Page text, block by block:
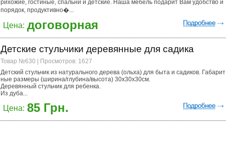
рихожие, гостиные, спальни и детские. Наша мебель подарит Вам удобство и
порядок, продуктивно�...
Цена: договорная
Детские стульчики деревянные для садика
Товар №630 | Просмотров: 1627
Детский стульчик из натурального дерева (ольха) для быта и садиков. Габарит
ные размеры (ширина/глубина/высота) 30х30х30см.
Деревянный стульчик для ребенка.
Из дуба...
Цена: 85 Грн.